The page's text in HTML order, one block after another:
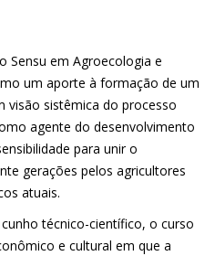
Sensu em Agroecologia e
um aporte à formação de um
visão sistêmica do processo
agente do desenvolvimento
para unir o
gerações pelos agricultores
atuais.
técnico-científico, o curso
e cultural em que a